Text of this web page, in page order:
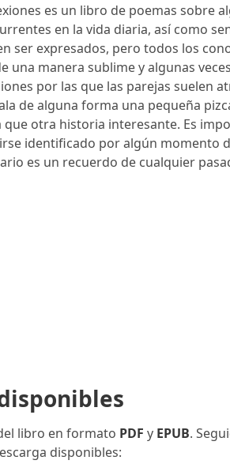
es un libro de poemas sobre
en la vida diaria, así como
ser expresados, pero todos los
una manera sublime y algunas
por las que las parejas suelen
de alguna forma una pequeña
otra historia interesante. Es
identificado por algún momento
es un recuerdo de cualquier
libro en formato PDF y EPUB.
disponibles: